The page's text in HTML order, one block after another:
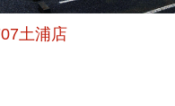
土浦店